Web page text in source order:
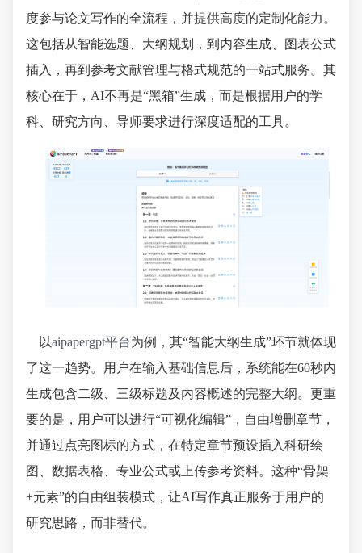
度参与论文写作的全流程，并提供高度的定制化能力。
这包括从智能选题、大纲规划，到内容生成、图表公式
插入，再到参考文献管理与格式规范的一站式服务。其
核心在于，AI不再是“黑箱”生成，而是根据用户的学
科、研究方向、导师要求进行深度适配的工具。
以aipapergpt平台为例，其“智能大纲生成”环节就体现
了这一趋势。用户在输入基础信息后，系统能在60秒内
生成包含二级、三级标题及内容概述的完整大纲。更重
要的是，用户可以进行“可视化编辑”，自由增删章节，
并通过点亮图标的方式，在特定章节预设插入科研绘
图、数据表格、专业公式或上传参考资料。这种“骨架
+元素”的自由组装模式，让AI写作真正服务于用户的
研究思路，而非替代。